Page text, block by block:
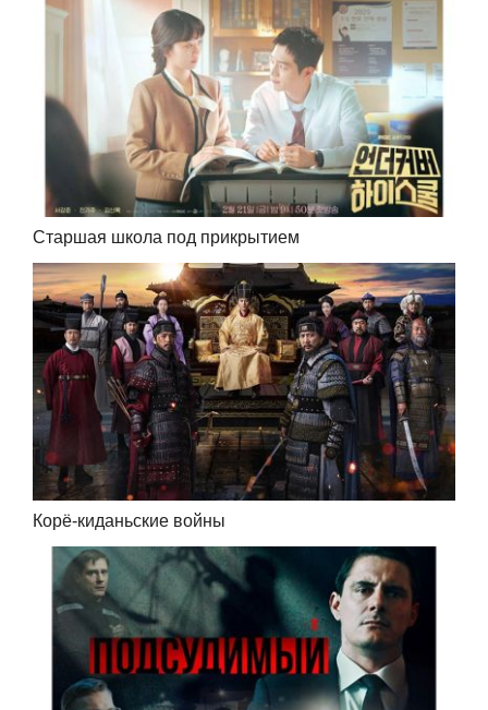
Старшая школа под прикрытием
Корё-киданьские войны